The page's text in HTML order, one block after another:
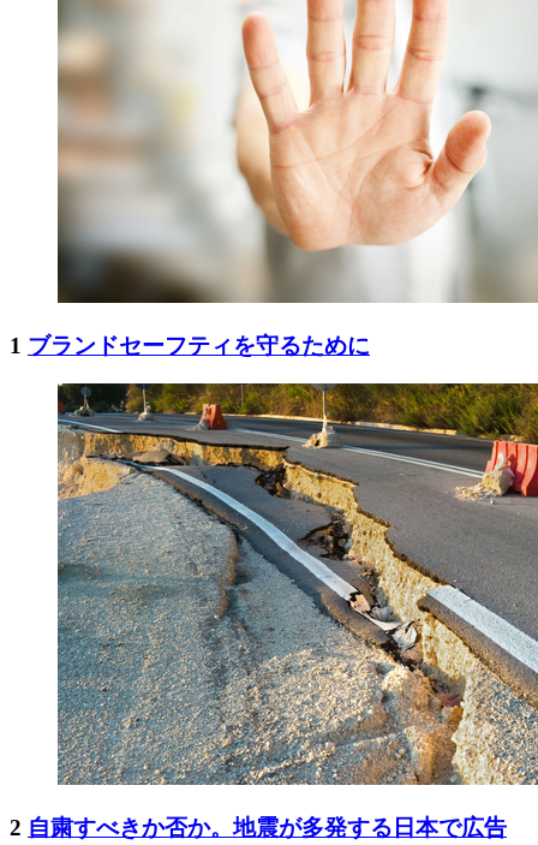
1 ブランドセーフティを守るために
2 自粛すべきか否か。地震が多発する日本で広告